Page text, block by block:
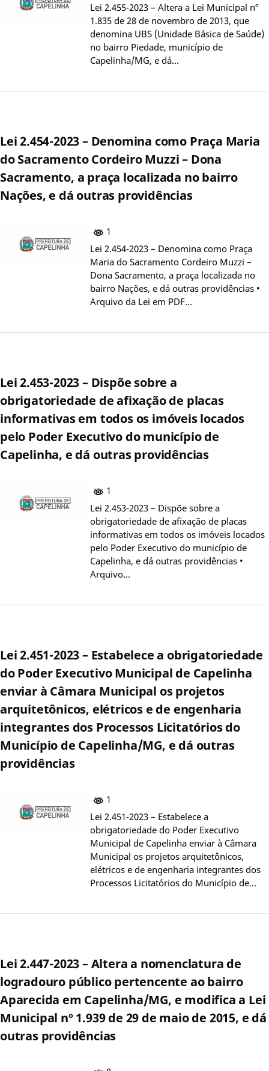
Lei 2.455-2023 – Altera a Lei Municipal nº
1.835 de 28 de novembro de 2013, que
denomina UBS (Unidade Básica de Saúde)
no bairro Piedade, município de
Capelinha/MG, e dá…
Lei 2.454-2023 – Denomina como Praça Maria
do Sacramento Cordeiro Muzzi – Dona
Sacramento, a praça localizada no bairro
Nações, e dá outras providências
1
Lei 2.454-2023 – Denomina como Praça
Maria do Sacramento Cordeiro Muzzi –
Dona Sacramento, a praça localizada no
bairro Nações, e dá outras providências •
Arquivo da Lei em PDF…
Lei 2.453-2023 – Dispõe sobre a
obrigatoriedade de afixação de placas
informativas em todos os imóveis locados
pelo Poder Executivo do município de
Capelinha, e dá outras providências
1
Lei 2.453-2023 – Dispõe sobre a
obrigatoriedade de afixação de placas
informativas em todos os imóveis locados
pelo Poder Executivo do município de
Capelinha, e dá outras providências •
Arquivo…
Lei 2.451-2023 – Estabelece a obrigatoriedade
do Poder Executivo Municipal de Capelinha
enviar à Câmara Municipal os projetos
arquitetônicos, elétricos e de engenharia
integrantes dos Processos Licitatórios do
Município de Capelinha/MG, e dá outras
providências
1
Lei 2.451-2023 – Estabelece a
obrigatoriedade do Poder Executivo
Municipal de Capelinha enviar à Câmara
Municipal os projetos arquitetônicos,
elétricos e de engenharia integrantes dos
Processos Licitatórios do Município de…
Lei 2.447-2023 – Altera a nomenclatura de
logradouro público pertencente ao bairro
Aparecida em Capelinha/MG, e modifica a Lei
Municipal nº 1.939 de 29 de maio de 2015, e dá
outras providências